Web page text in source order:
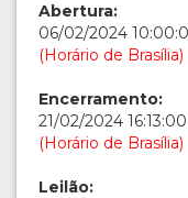
Abertura:
06/02/2024
(Horário de Brasília)
Encerramento:
21/02/2024 16:13:00
(Horário de Brasília)
Leilão: